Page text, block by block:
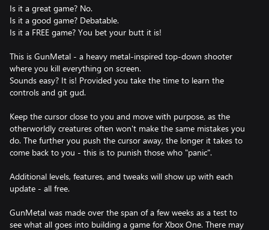
Is it a great game? No.
Is it a good game? Debatable.
Is it a FREE game? You bet your butt it is!
This is GunMetal - a heavy metal-inspired top-down shooter
where you kill everything on screen.
Sounds easy? It is! Provided you take the time to learn the
controls and git gud.
Keep the cursor close to you and move with purpose, as the
otherworldly creatures often won't make the same mistakes you
do. The further you push the cursor away, the longer it takes to
come back to you - this is to punish those who "panic".
Additional levels, features, and tweaks will show up with each
update - all free.
GunMetal was made over the span of a few weeks as a test to
see what all goes into building a game for Xbox One. There may